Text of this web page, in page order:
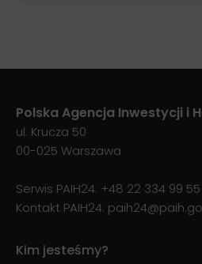
Polska Agencja Inwestycji i
ul. Krucza 50
00-025 Warszawa
Serwis PAIH24: +48 22 334 99 55
Kontakt PAIH24:
Kim jesteśmy?